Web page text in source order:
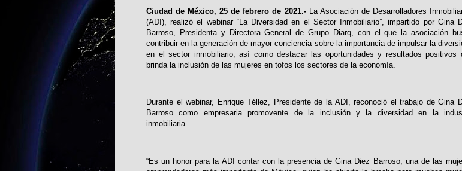
Ciudad de México, 25 de febrero de 2021.-La Asociación de Desarrolladores
(ADI), realizó el webinar “La Diversidad en el Sector Inmobiliario”, impartido por Gina
Barroso, Presidenta y Directora General de Grupo Diarq, con el que la asociación
contribuir en la generación de mayor conciencia sobre la importancia de impulsar la
en el sector inmobiliario, así como destacar las oportunidades y resultados positivos
brinda la inclusión de las mujeres en tofos los sectores de la economía.
Durante el webinar, Enrique Téllez, Presidente de la ADI, reconoció el trabajo de Gina
Barroso como empresaria promovente de la inclusión y la diversidad en la
inmobiliaria.
“Es un honor para la ADI contar con la presencia de Gina Diez Barroso, una de las